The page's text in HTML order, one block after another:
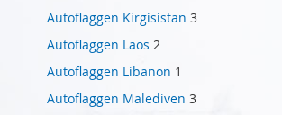
Autoflaggen Kirgisistan 3
Autoflaggen Laos 2
Autoflaggen Libanon 1
Autoflaggen Malediven 3